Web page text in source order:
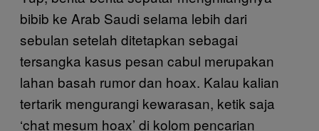
bibib ke Arab Saudi selama lebih dari
sebulan setelah ditetapkan sebagai
tersangka kasus pesan cabul merupakan
lahan basah rumor dan hoax. Kalau kalian
tertarik mengurangi kewarasan, ketik saja
‘chat mesum hoax’ di kolom pencarian